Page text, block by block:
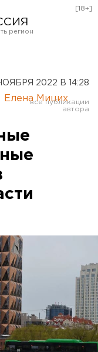
[18+]
НОЯБРЯ 2022 В 14:28
Елена Мицих